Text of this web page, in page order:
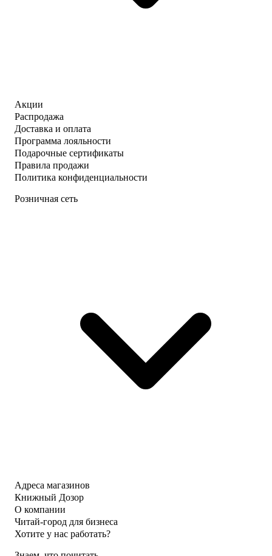
Акции
Распродажа
Доставка и оплата
Программа лояльности
Подарочные сертификаты
Правила продажи
Политика конфиденциальности
Розничная сеть
Адреса магазинов
Книжный Дозор
О компании
Читай-город для бизнеса
Хотите у нас работать?